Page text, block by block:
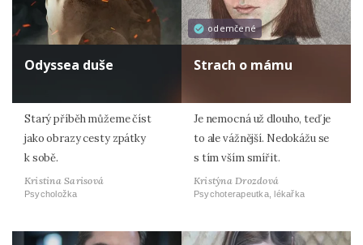
Odyssea duše
Starý příběh můžeme číst
jako obrazy cesty zpátky
k sobě.
Kristina Sarisová
Psycholožka
odemčené
Strach o mámu
Je nemocná už dlouho, teď je
to ale vážnější. Nedokážu se
s tím vším smířit.
Kristýna Drozdová
Psychoterapeutka, lékařka